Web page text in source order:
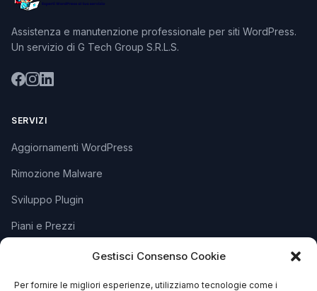
Gestisci Consenso Cookie
Per fornire le migliori esperienze, utilizziamo tecnologie come i
Assistenza e manutenzione professionale per siti WordPress.
Un servizio di G Tech Group S.R.L.S.
SERVIZI
Aggiornamenti WordPress
Rimozione Malware
Sviluppo Plugin
Piani e Prezzi